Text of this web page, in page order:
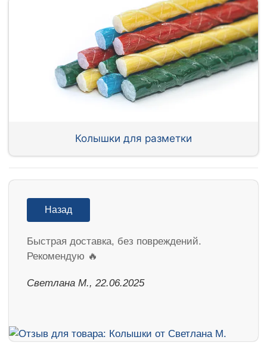
Колышки для разметки
Назад
Быстрая доставка, без повреждений.
Рекомендую 🔥
Светлана М., 22.06.2025